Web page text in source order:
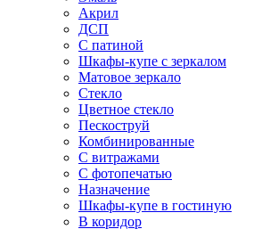
Акрил
ДСП
С патиной
Шкафы-купе с зеркалом
Матовое зеркало
Стекло
Цветное стекло
Пескоструй
Комбинированные
С витражами
С фотопечатью
Назначение
Шкафы-купе в гостиную
В коридор